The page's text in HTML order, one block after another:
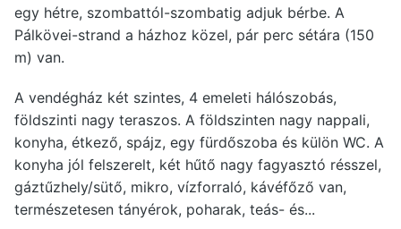
egy hétre, szombattól-szombatig adjuk bérbe. A
Pálkövei-strand a házhoz közel, pár perc sétára (150
m) van.
A vendégház két szintes, 4 emeleti hálószobás,
földszinti nagy teraszos. A földszinten nagy nappali,
konyha, étkező, spájz, egy fürdőszoba és külön WC. A
konyha jól felszerelt, két hűtő nagy fagyasztó résszel,
gáztűzhely/sütő, mikro, vízforraló, kávéfőző van,
természetesen tányérok, poharak, teás- és...